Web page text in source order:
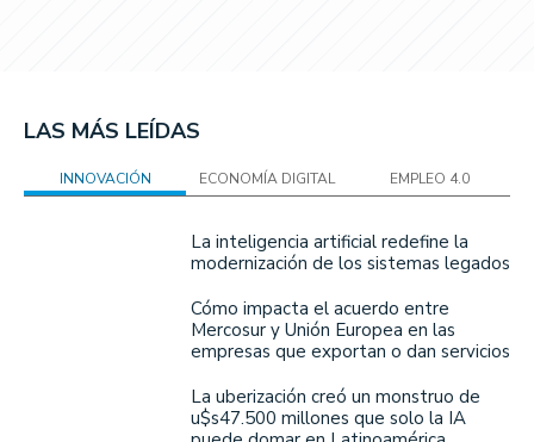
LAS MÁS LEÍDAS
INNOVACIÓN ECONOMÍA DIGITAL EMPLEO 4.0
La inteligencia artificial redefine la
modernización de los sistemas legados
Cómo impacta el acuerdo entre
Mercosur y Unión Europea en las
empresas que exportan o dan servicios
La uberización creó un monstruo de
u$s47.500 millones que solo la IA